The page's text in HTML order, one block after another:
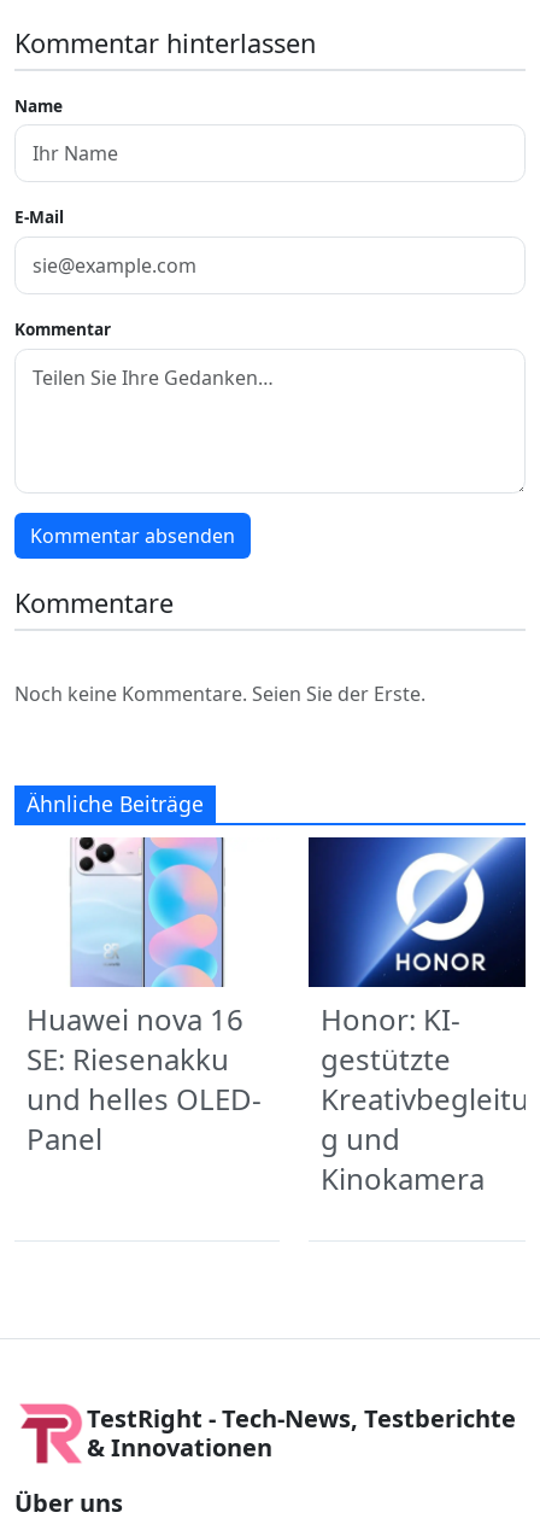
Kommentar hinterlassen
Name
E-Mail
Kommentar
Kommentar absenden
Kommentare
Noch keine Kommentare. Seien Sie der Erste.
Ähnliche Beiträge
Huawei nova 16
SE: Riesenakku
und helles OLED-
Panel
Honor: KI-
gestützte
g und
Kinokamera
TestRight - Tech-News, Testberichte
& Innovationen
Über uns